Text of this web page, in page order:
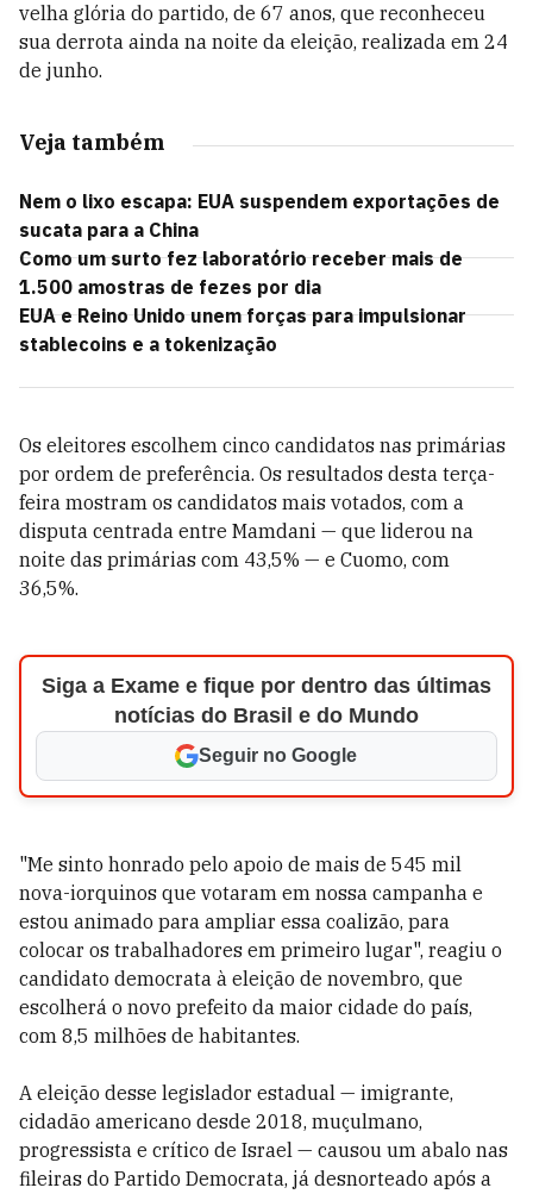
velha glória do partido, de 67 anos, que reconheceu
sua derrota ainda na noite da eleição, realizada em 24
de junho.
Veja também
Nem o lixo escapa: EUA suspendem exportações de
sucata para a China
Como um surto fez laboratório receber mais de
1.500 amostras de fezes por dia
EUA e Reino Unido unem forças para impulsionar
stablecoins e a tokenização
Os eleitores escolhem cinco candidatos nas primárias
por ordem de preferência. Os resultados desta terça-
feira mostram os candidatos mais votados, com a
disputa centrada entre Mamdani — que liderou na
noite das primárias com 43,5% — e Cuomo, com
36,5%.
Siga a Exame e fique por dentro das últimas
notícias do Brasil e do Mundo
Seguir no Google
"Me sinto honrado pelo apoio de mais de 545 mil
nova-iorquinos que votaram em nossa campanha e
estou animado para ampliar essa coalizão, para
colocar os trabalhadores em primeiro lugar", reagiu o
candidato democrata à eleição de novembro, que
escolherá o novo prefeito da maior cidade do país,
com 8,5 milhões de habitantes.
A eleição desse legislador estadual — imigrante,
cidadão americano desde 2018, muçulmano,
progressista e crítico de Israel — causou um abalo nas
fileiras do Partido Democrata, já desnorteado após a